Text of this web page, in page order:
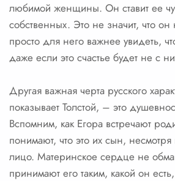
любимой женщины. Он ставит ее
собственных. Это не значит, что
просто для него важнее увидеть,
даже если это счастье будет не с
Другая важная черта русского
показывает Толстой, – это
Вспомним, как Егора встречают
понимают, что это их сын,
лицо. Материнское сердце не
принимают его таким, какой он